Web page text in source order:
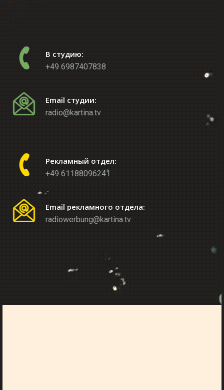
В студию:
+49 6987407838
Email студии:
radio@kartina.tv
Рекламный отдел:
+49 61188096241
Email рекламного отдела:
radiowerbung@kartina.tv